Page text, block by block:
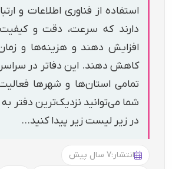
استفاده از فناوری اطلاعات و
دارند که سرعت، دقت و
افزایش دهند و هزینه‌ها و
کاهش دهند. این دفاتر در
تمامی استان‌ها و شهرها
شما می‌توانید نزدیک‌ترین دفتر
در زیر لیست زیر پیدا کنید…
انتشار:7 سال پیش